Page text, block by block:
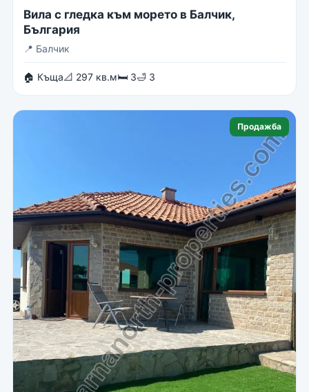
Вила с гледка към морето в Балчик,
България
📍 Балчик
🏠 Къща📐 297 кв.м🛏 3🛁 3
Продажба